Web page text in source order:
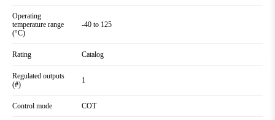
Operating
temperature range
(°C)
-40 to 125
Rating Catalog
Regulated outputs
(#)
1
Control mode COT